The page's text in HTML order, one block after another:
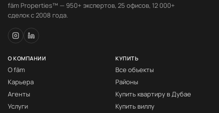
fäm Properties™ — 950+ экспертов, 25 офисов, 12 000+
сделок с 2008 года.
О КОМПАНИИ
О fäm
Карьера
Агенты
Услуги
КУПИТЬ
Все объекты
Районы
Купить квартиру в Дубае
Купить виллу